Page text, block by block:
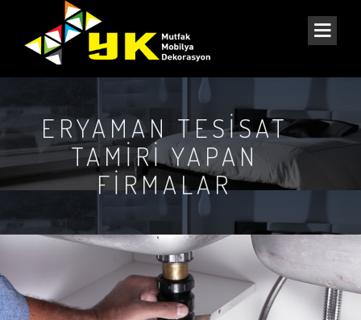
ERYAMAN TESISAT
TAMIRI YAPAN
FIRMALAR